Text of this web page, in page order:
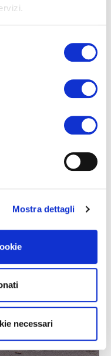
Mostra dettagli
necessari
verkeer te